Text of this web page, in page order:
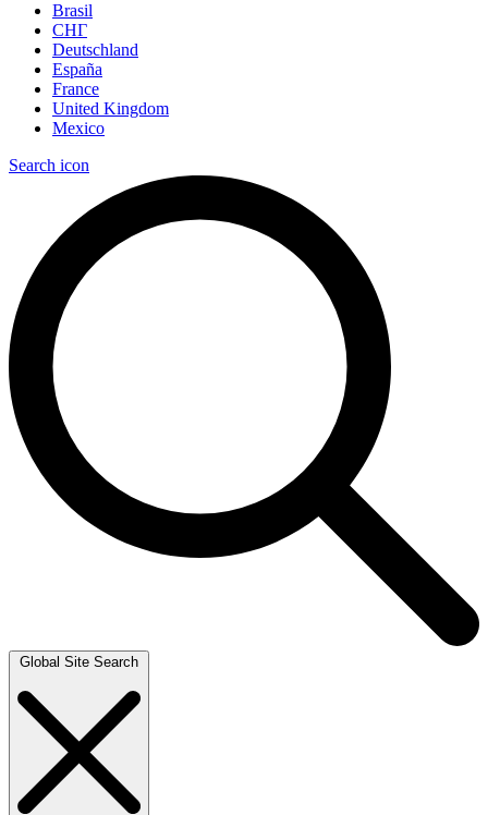
Brasil
СНГ
Deutschland
España
France
United Kingdom
Mexico
Search icon
Global Site Search